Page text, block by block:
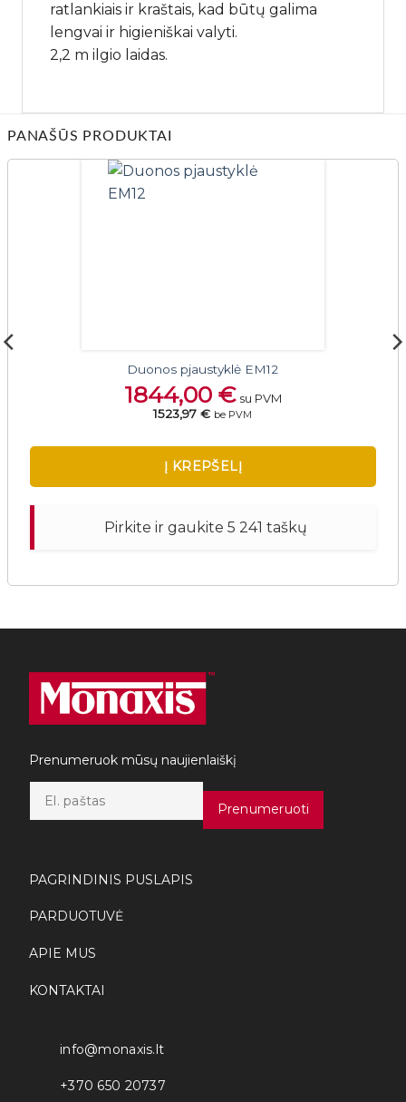
ratlankiais ir kraštais, kad būtų galima
lengvai ir higieniškai valyti.
2,2 m ilgio laidas.
PANAŠŪS PRODUKTAI
Duonos pjaustyklė EM12
1844,00 € su PVM
1523,97 € be PVM
Į KREPŠELĮ
Pirkite ir gaukite 5 241 taškų
Prenumeruok mūsų naujienlaiškį
a
*
Prenumeruoti
PAGRINDINIS PUSLAPIS
PARDUOTUVĖ
APIE MUS
KONTAKTAI
info@monaxis.lt
+370 650 20737